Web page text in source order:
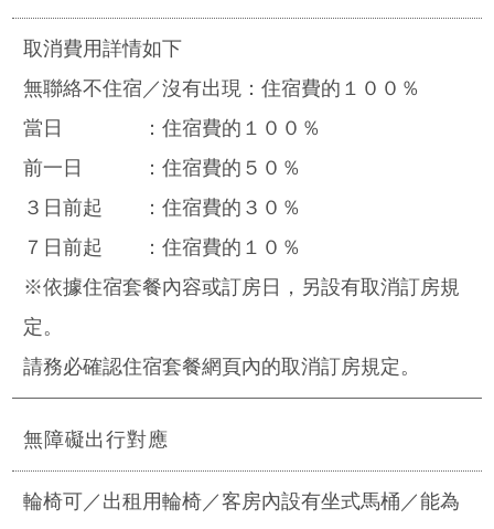
取消費用詳情如下
無聯絡不住宿／沒有出現：住宿費的１００％
當日
：住宿費的１００％
前一日
：住宿費的５０％
３日前起
：住宿費的３０％
７日前起
：住宿費的１０％
※依據住宿套餐內容或訂房日，另設有取消訂房規
定。
請務必確認住宿套餐網頁內的取消訂房規定。
無障礙出行對應
輪椅可／出租用輪椅／客房內設有坐式馬桶／能為